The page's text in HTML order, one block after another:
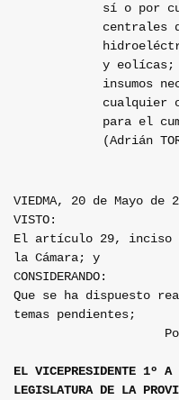
sí o por
centrales
y eolícas;
insumos
cualquier
para el
(Adrián
VIEDMA, 20 de Mayo de
VISTO:
El artículo 29, inciso
la Cámara; y
CONSIDERANDO:
Que se ha dispuesto
temas pendientes;
EL VICEPRESIDENTE 1º A
LEGISLATURA DE LA